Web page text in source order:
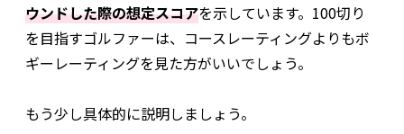
ウンドした際の想定スコアを示しています。100切り
を目指すゴルファーは、コースレーティングよりもボ
ギーレーティングを見た方がいいでしょう。
もう少し具体的に説明しましょう。